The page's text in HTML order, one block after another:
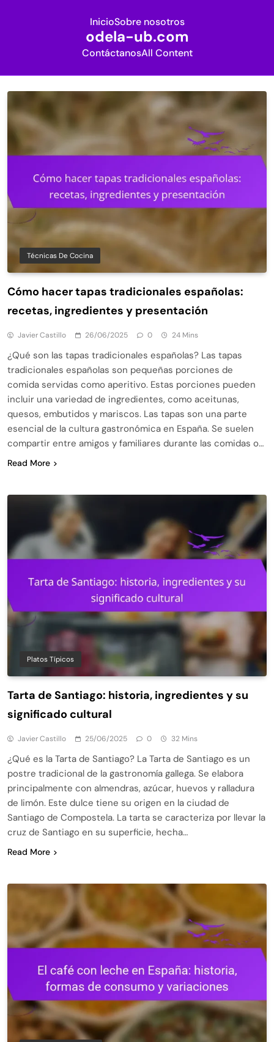
InicioSobre nosotros
odela-ub.com
ContáctanosAll Content
to
content
Técnicas De Cocina
Cómo hacer tapas tradicionales españolas:
recetas, ingredientes y presentación
Javier Castillo 26/06/2025 0 24 Mins
¿Qué son las tapas tradicionales españolas? Las tapas
tradicionales españolas son pequeñas porciones de
comida servidas como aperitivo. Estas porciones pueden
incluir una variedad de ingredientes, como aceitunas,
quesos, embutidos y mariscos. Las tapas son una parte
esencial de la cultura gastronómica en España. Se suelen
compartir entre amigos y familiares durante las comidas o…
Read More
Platos Típicos
Tarta de Santiago: historia, ingredientes y su
significado cultural
Javier Castillo 25/06/2025 0 32 Mins
¿Qué es la Tarta de Santiago? La Tarta de Santiago es un
postre tradicional de la gastronomía gallega. Se elabora
principalmente con almendras, azúcar, huevos y ralladura
de limón. Este dulce tiene su origen en la ciudad de
Santiago de Compostela. La tarta se caracteriza por llevar la
cruz de Santiago en su superficie, hecha…
Read More